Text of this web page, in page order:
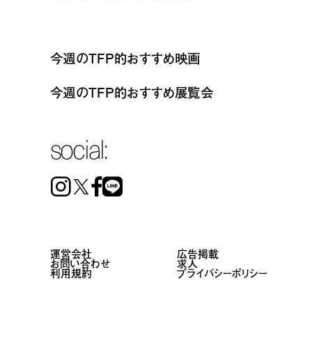
今週のTFP的おすすめ映画
今週のTFP的おすすめ展覧会
social:
Instagram FacebookLine
運営会社 広告掲載
お問い合わせ 求人
利用規約 プライバシーポリシー